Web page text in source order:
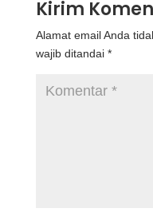
Kirim
Alamat email Anda
wajib ditandai *